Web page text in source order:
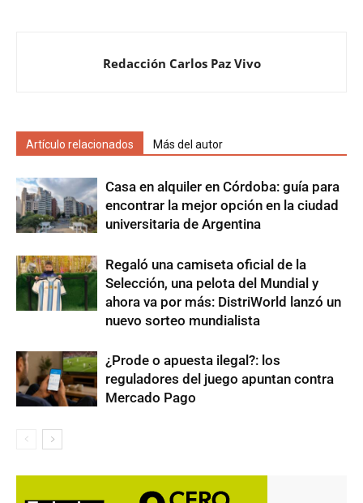
Redacción Carlos Paz Vivo
Artículo relacionados Más del autor
Casa en alquiler en Córdoba: guía para
encontrar la mejor opción en la ciudad
universitaria de Argentina
Regaló una camiseta oficial de la
Selección, una pelota del Mundial y
ahora va por más: DistriWorld lanzó un
nuevo sorteo mundialista
¿Prode o apuesta ilegal?: los
reguladores del juego apuntan contra
Mercado Pago